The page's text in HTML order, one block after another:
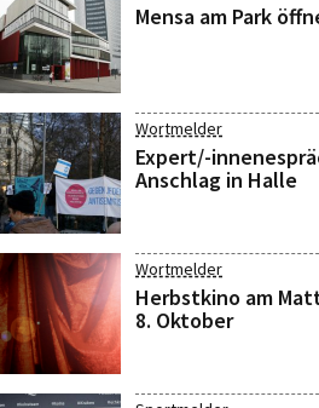
Mensa am Park
Wortmelder
Expert/-
Anschlag in Halle
Wortmelder
Herbstkino am
8. Oktober